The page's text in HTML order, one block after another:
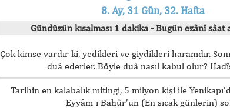
8. Ay, 31 Gün, 32. Hafta
Gündüzün kısalması 1 dakika - Bugün ezânî sâat
Çok kimse vardır ki, yedikleri ve giydikleri haramdır.
duâ ederler. Böyle duâ nasıl kabul olur?
Tarihin en kalabalık mitingi, 5 milyon kişi ile
Eyyâm-ı Bahûr’un (En sıcak günlerin)